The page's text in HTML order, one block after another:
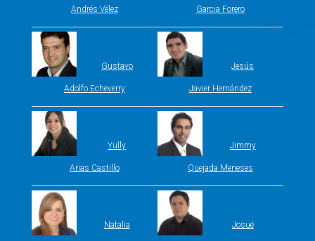
Andrés Vélez Garcia Forero
Gustavo
Adolfo Echeverry
Jesús
Javier Hernández
Yully
Arias Castillo
Jimmy
Quejada Meneses
Natalia Josué